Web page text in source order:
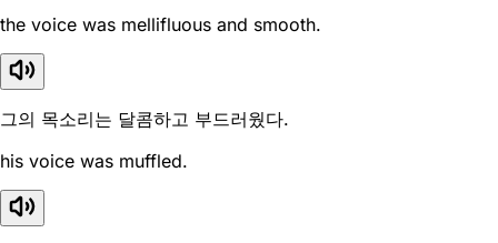
the voice was mellifluous and smooth.
그의 목소리는 달콤하고 부드러웠다.
his voice was muffled.